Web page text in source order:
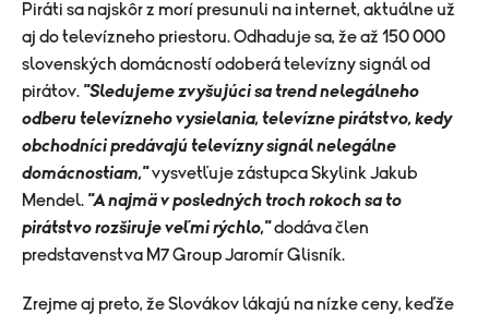
Piráti sa najskôr z morí presunuli na internet, aktuálne už
aj do televízneho priestoru. Odhaduje sa, že až 150 000
slovenských domácností odoberá televízny signál od
pirátov. "Sledujeme zvyšujúci sa trend nelegálneho
odberu televízneho vysielania, televízne pirátstvo, kedy
obchodníci predávajú televízny signál nelegálne
domácnostiam,"vysvetľuje zástupca Skylink Jakub
Mendel. "A najmä v posledných troch rokoch sa to
pirátstvo rozširuje veľmi rýchlo,"dodáva člen
predstavenstva M7 Group Jaromír Glisník.
Zrejme aj preto, že Slovákov lákajú na nízke ceny, keďže